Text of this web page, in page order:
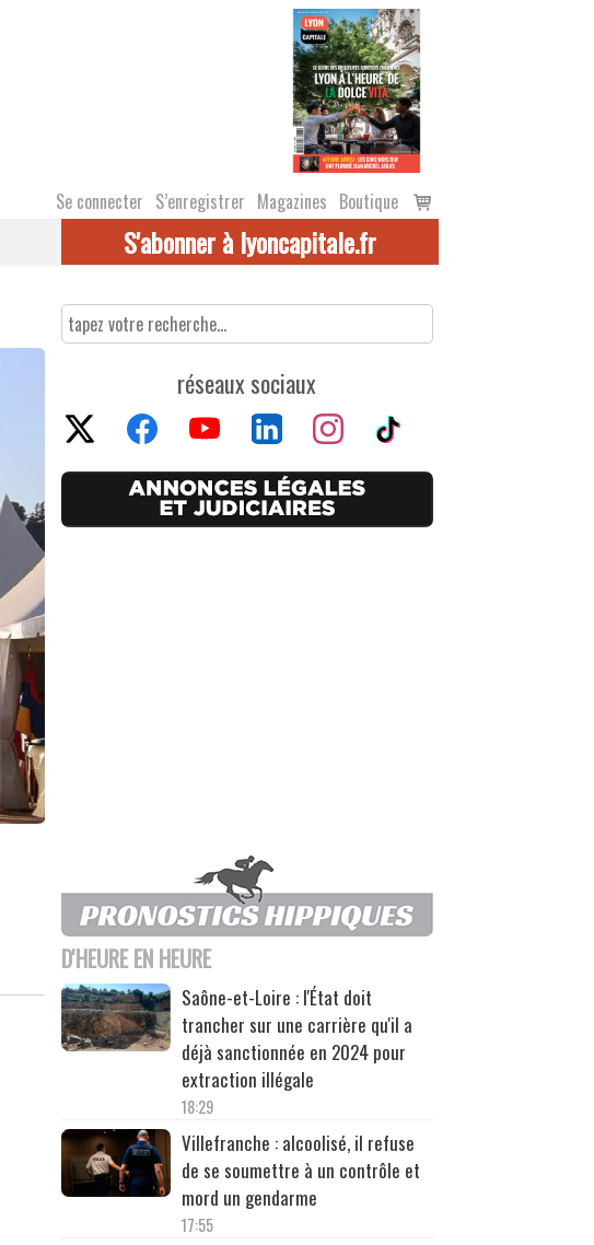
Se connecter S’enregistrer Magazines Boutique
Voir
le
S'abonner à lyoncapitale.fr
réseaux sociaux
D'HEURE EN HEURE
Saône-et-Loire : l'État doit
trancher sur une carrière qu'il a
déjà sanctionnée en 2024 pour
extraction illégale
18:29
Villefranche : alcoolisé, il refuse
de se soumettre à un contrôle et
mord un gendarme
17:55